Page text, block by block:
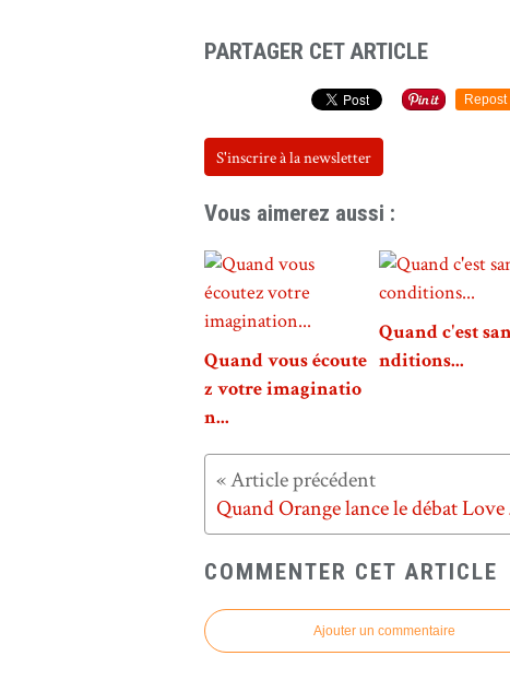
PARTAGER CET ARTICLE
Repost
S'inscrire à la newsletter
Vous aimerez aussi :
Quand vous écoute
z votre imaginatio
n...
Quand c'est
nditions...
COMMENTER CET ARTICLE
Ajouter un commentaire